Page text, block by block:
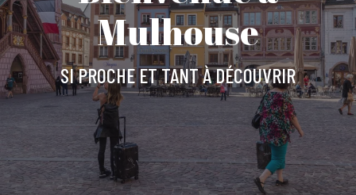
Mulhouse
SI PROCHE ET TANT À DÉCOUVRIR